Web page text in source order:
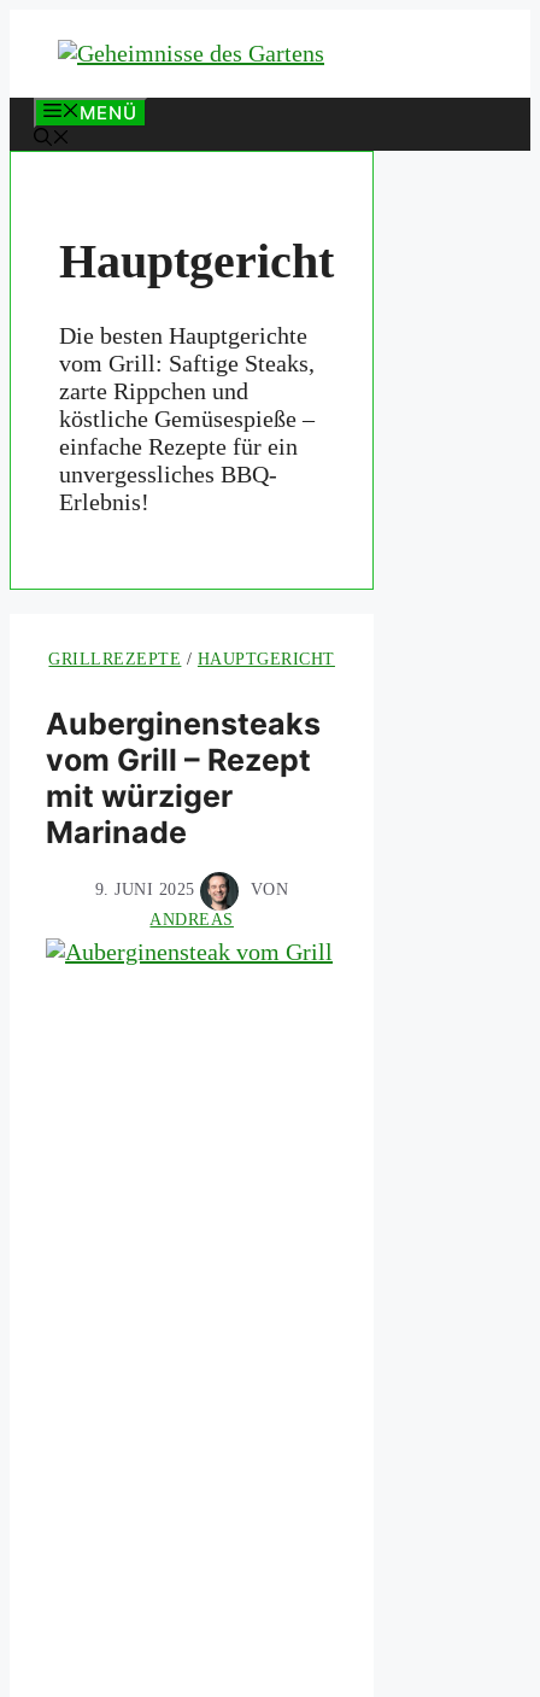
Inhalt
MENÜ
Hauptgericht
Die besten Hauptgerichte
vom Grill: Saftige Steaks,
zarte Rippchen und
köstliche Gemüsespieße –
einfache Rezepte für ein
unvergessliches BBQ-
Erlebnis!
GRILLREZEPTE / HAUPTGERICHT
Auberginensteaks
vom Grill – Rezept
mit würziger
Marinade
9. JUNI 2025
VON
ANDREAS